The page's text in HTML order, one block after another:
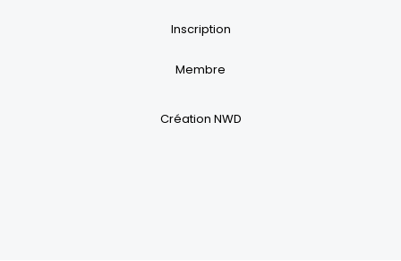
Inscription
Membre
Création NWD